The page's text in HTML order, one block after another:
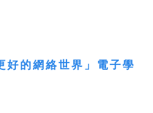
好的網絡世界」電子學